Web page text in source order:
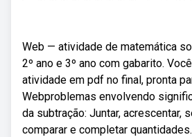
Web — atividade de matemática
2º ano e 3º ano com gabarito.
atividade em pdf no final, pronta
Webproblemas envolvendo
da subtração: Juntar, acrescentar,
comparar e completar